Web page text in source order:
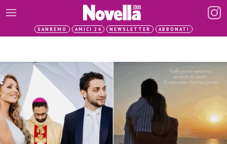
SANREMO AMICI 24 NEWSLETTER ABBONATI